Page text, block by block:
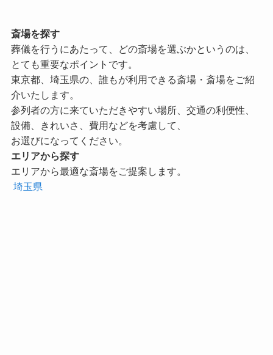
斎場を探す
葬儀を行うにあたって、どの斎場を選ぶかというのは、
とても重要なポイントです。
東京都、埼玉県の、誰もが利用できる斎場・斎場をご紹
介いたします。
参列者の方に来ていただきやすい場所、交通の利便性、
設備、きれいさ、費用などを考慮して、
お選びになってください。
エリアから探す
エリアから最適な斎場をご提案します。
埼玉県